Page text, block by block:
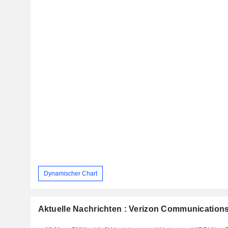
Dynamischer Chart
Aktuelle Nachrichten : Verizon